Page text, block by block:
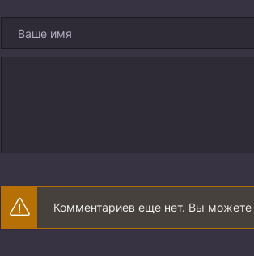
Комментариев еще нет. Вы можете